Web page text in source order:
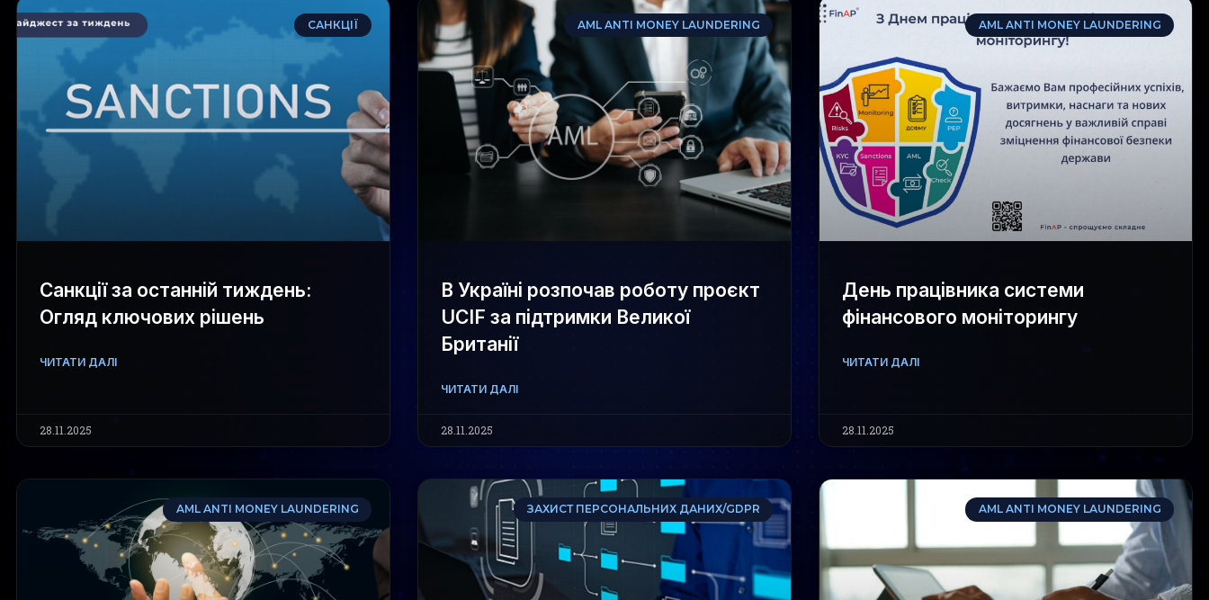
САНКЦІЇ
Санкції за останній тиждень:
Огляд ключових рішень
ЧИТАТИ ДАЛІ
28.11.2025
AML ANTI MONEY LAUNDERING
В Україні розпочав роботу проєкт
UCIF за підтримки Великої
Британії
ЧИТАТИ ДАЛІ
28.11.2025
AML ANTI MONEY LAUNDERING
День працівника системи
фінансового моніторингу
ЧИТАТИ ДАЛІ
28.11.2025
AML ANTI MONEY LAUNDERING ЗАХИСТ ПЕРСОНАЛЬНИХ ДАНИХ/GDPR AML ANTI MONEY LAUNDERING